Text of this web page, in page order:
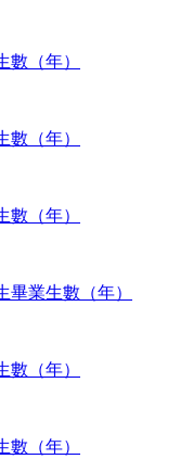
（年）
（年）
（年）
業生數（年）
（年）
（年）